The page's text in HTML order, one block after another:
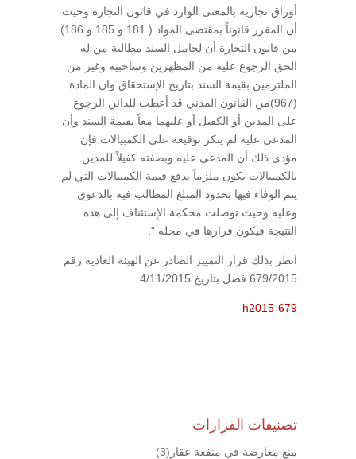
أوراق تجارية بالمعنى الوارد في قانون التجارة وحيث
أن المقرر قانوناً بمقتضى المواد ( 181 و 185 و 186)
من قانون التجارة أن لحامل السند مطالبة من له
الحق الرجوع عليه من المظهرين وساحبيه وغير من
الملتزمين بقيمة السند بتاريخ الإستحقاق وان المادة
(967)من القانون المدني قد أعطت للدائن الرجوع
على المدين أو الكفيل أو عليهما معاً بقيمة السند وأن
المدعى عليه لم ينكر توقيعه على الكمبيالات فإن
مؤدى ذلك أن المدعى عليه وبصفته كفيلاً للمدين
بالكمبيالات يكون ملزماً بدفع قيمة الكمبيالات التي لم
يتم الوفاء فيها بحدود المبلغ المطالب فيه بالدعوى
وعليه وحيث توصلت محكمة الإستئناف إلى هذه
النتيجة فيكون قرارها في محله “.
انظر بذلك قرار التمييز الصادر عن الهيئة العادية رقم
679/2015 فصل بتاريخ 4/11/2015.
h2015-679
تصنيفات القرارات
منع معارضة في منفعة عقار (3)